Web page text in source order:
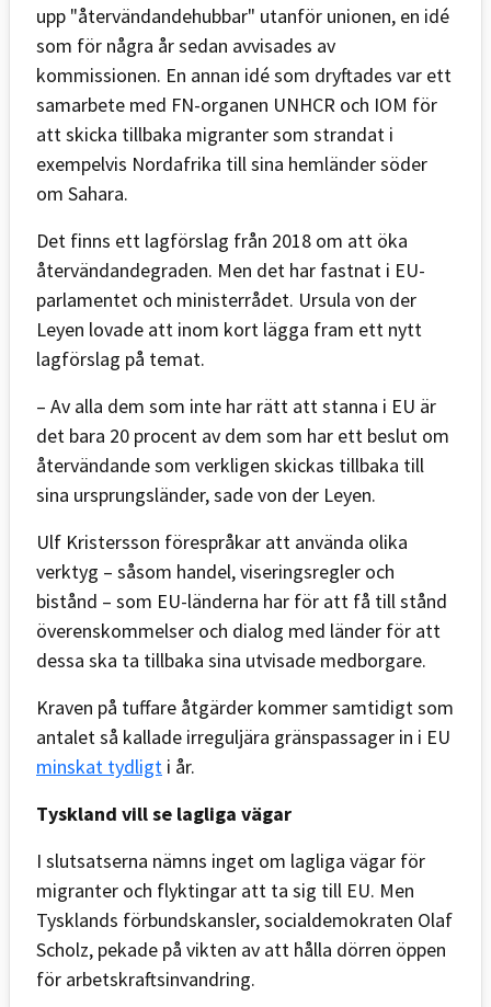
upp "återvändandehubbar" utanför unionen, en idé
som för några år sedan avvisades av
kommissionen. En annan idé som dryftades var ett
samarbete med FN-organen UNHCR och IOM för
att skicka tillbaka migranter som strandat i
exempelvis Nordafrika till sina hemländer söder
om Sahara.
Det finns ett lagförslag från 2018 om att öka
återvändandegraden. Men det har fastnat i EU-
parlamentet och ministerrådet. Ursula von der
Leyen lovade att inom kort lägga fram ett nytt
lagförslag på temat.
– Av alla dem som inte har rätt att stanna i EU är
det bara 20 procent av dem som har ett beslut om
återvändande som verkligen skickas tillbaka till
sina ursprungsländer, sade von der Leyen.
Ulf Kristersson förespråkar att använda olika
verktyg – såsom handel, viseringsregler och
bistånd – som EU-länderna har för att få till stånd
överenskommelser och dialog med länder för att
dessa ska ta tillbaka sina utvisade medborgare.
Kraven på tuffare åtgärder kommer samtidigt som
antalet så kallade irreguljära gränspassager in i EU
minskat tydligt i år.
Tyskland vill se lagliga vägar
I slutsatserna nämns inget om lagliga vägar för
migranter och flyktingar att ta sig till EU. Men
Tysklands förbundskansler, socialdemokraten Olaf
Scholz, pekade på vikten av att hålla dörren öppen
för arbetskraftsinvandring.